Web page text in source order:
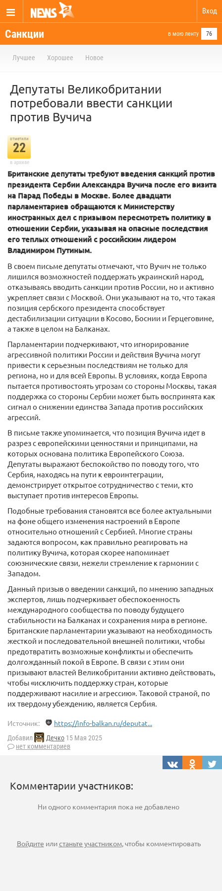
Вход
Санкции в мою ленту 76
Лучшее Хорошее Новое
Депутаты Великобритании
потребовали ввести санкции
против Вучича
отметили
22
в архиве
Британские депутаты требуют введения санкций против
президента Сербии Александра Вучича после его визита
на Парад Победы в Москве. Более двадцати
парламентариев обращаются к Министерству
иностранных дел с призывом пересмотреть политику в
отношении Сербии, указывая на опасные последствия
его теплых отношений с российским лидером
Владимиром Путиным.
В своем письме депутаты отмечают, что Вучич не только
лишился возможностей поддержать украинский народ,
отказываясь вводить санкции против России, но и активно
укрепляет связи с Москвой. Они указывают на то, что такая
позиция сербского президента способствует
дестабилизации ситуации в Косово, Боснии и Герцеговине,
а также в целом на Балканах.
Парламентарии подчеркивают, что игнорирование
агрессивной политики России и действия Вучича могут
привести к серьезным последствиям не только для
региона, но и для всей Европы. В условиях, когда Европа
пытается противостоять угрозам со стороны Москвы, такая
поддержка со стороны Сербии может быть воспринята как
сигнал о снижении единства Запада против российских
агрессий.
В письме также упоминается, что позиция Вучича идет в
разрез с европейскими ценностями и принципами, на
которых основана политика Европейского Союза.
Депутаты выражают беспокойство по поводу того, что
Сербия, находясь на пути к евроинтеграции,
демонстрирует открытое сотрудничество с теми, кто
выступает против интересов Европы.
Подобные требования становятся все более актуальными
на фоне общего изменения настроений в Европе
относительно отношений с Сербией. Многие страны
задаются вопросом, как правильно реагировать на
политику Вучича, которая скорее напоминает
союзнические связи, нежели стремление к гармонии с
Западом.
Данный призыв о введении санкций, по мнению западных
экспертов, лишь подчеркивает обеспокоенность
международного сообщества по поводу будущего
стабильности на Балканах и сохранения мира в регионе.
Британские парламентарии указывают на необходимость
жесткой и последовательной внешней политики, чтобы
предотвратить возможные конфликты и обеспечить
долгожданный покой в Европе. В связи с этим они
призывают властей Великобритании активно действовать,
чтобы «исключить поддержку стран, которые
поддерживают насилие и агрессию». Таковой страной, по
их твердому убеждению, является Сербия.
Источник: https://info-balkan.ru/deputat...
Добавил Дечко 15 Мая 2025
нет комментариев
Комментарии участников:
Ни одного комментария пока не добавлено
Войдите илистаньте участником, чтобы комментировать